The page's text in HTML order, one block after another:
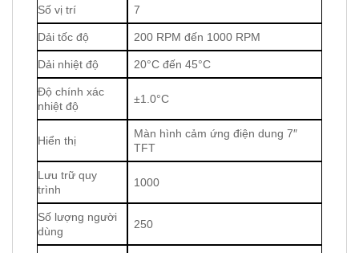
Số vị trí 7
Dải tốc độ 200 RPM đến 1000 RPM
Dải nhiệt độ 20°C đến 45°C
Độ chính xác
nhiệt độ
±1.0°C
Hiển thị
Màn hình cảm ứng điện dung 7″
TFT
Lưu trữ quy
trình
1000
Số lượng người
dùng
250